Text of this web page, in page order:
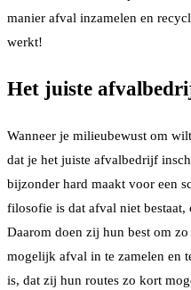
manier afval inzamelen en
werkt!
Het juiste
Wanneer je milieubewust om
dat je het juiste afvalbedrijf
bijzonder hard maakt voor een
filosofie is dat afval niet
Daarom doen zij hun best om
mogelijk afval in te zamelen en
is, dat zij hun routes zo kort